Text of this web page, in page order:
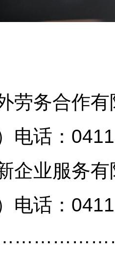
劳务合作有
电话：
企业服务有
电话：